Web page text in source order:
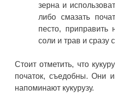
зерна и
либо смазать
песто, приправить
соли и трав и сразу
Стоит отметить, что
початок, съедобны. Они
напоминают кукурузу.